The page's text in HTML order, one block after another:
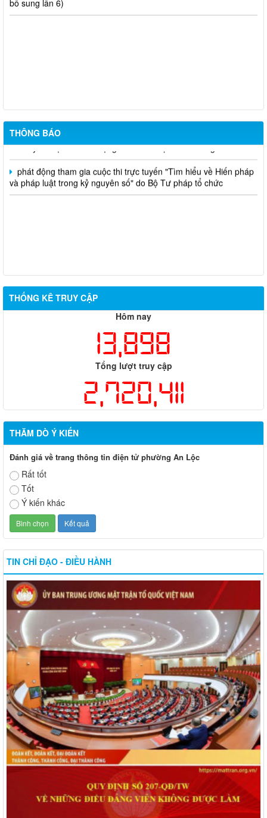
THÔNG BÁO
Chuyển mục đích sử dụng đất - Bùi Thị Xuân Hương
phát động tham gia cuộc thi trực tuyến "Tìm hiểu về Hiến pháp
và pháp luật trong kỷ nguyên số" do Bộ Tư pháp tổ chức
THỐNG KÊ TRUY CẬP
Hôm nay
13,898
Tổng lượt truy cập
2,720,411
THĂM DÒ Ý KIẾN
Đánh giá về trang thông tin điện tử phường An Lộc
Rất tốt
Tốt
Ý kiến khác
TIN CHỈ ĐẠO - ĐIỀU HÀNH